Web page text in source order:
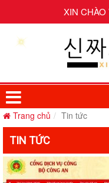
XIN CHÀO
Trang chủ Tin tức
TIN TỨC